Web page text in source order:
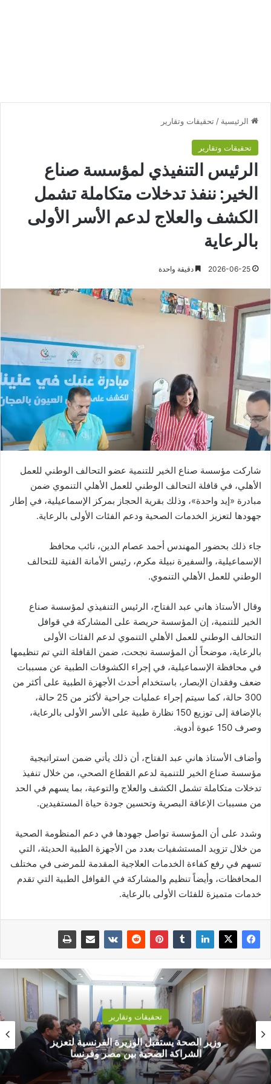
الرئيسية / تحقيقات وتقارير
تحقيقات وتقارير
الرئيس التنفيذي لمؤسسة صناع
الخير: ننفذ تدخلات متكاملة تشمل
الكشف والعلاج لدعم الأسر الأولى
بالرعاية
2026-06-25 دقيقة واحدة
شاركت مؤسسة صناع الخير للتنمية عضو التحالف الوطني للعمل
الأهلي، في قافلة التحالف الوطني للعمل الأهلي التنموي ضمن
مبادرة «إيد واحدة»، وذلك بقرية الحجاز بمركز الإسماعيلية، في إطار
جهودها لتعزيز الخدمات الصحية ودعم الفئات الأولى بالرعاية.
جاء ذلك بحضور المهندس أحمد عصام الدين، نائب محافظ
الإسماعيلية، والسفيرة نبيلة مكرم، رئيس الأمانة الفنية للتحالف
الوطني للعمل الأهلي التنموي.
وقال الأستاذ هاني عبد الفتاح، الرئيس التنفيذي لمؤسسة صناع
الخير للتنمية، إن المؤسسة حريصة على المشاركة في قوافل
التحالف الوطني للعمل الأهلي التنموي لدعم الفئات الأولى
بالرعاية، موضحاً أن المؤسسة نجحت، ضمن القافلة التي تم تنظيمها
في محافظة الإسماعيلية، في إجراء الكشوفات الطبية عن مسببات
ضعف وفقدان الإبصار، باستخدام أحدث الأجهزة الطبية على أكثر من
300 حالة، كما سيتم إجراء عمليات جراحية لأكثر من 25 حالة،
بالإضافة إلى توزيع 150 نظارة طبية على الأسر الأولى بالرعاية،
وصرف 150 عبوة أدوية.
وأضاف الأستاذ هاني عبد الفتاح، أن ذلك يأتي ضمن استراتيجية
مؤسسة صناع الخير للتنمية لدعم القطاع الصحي، من خلال تنفيذ
تدخلات متكاملة تشمل الكشف والعلاج والتوعية، بما يسهم في الحد
من مسببات الإعاقة البصرية وتحسين جودة حياة المستفيدين.
وشدد على أن المؤسسة تواصل جهودها في دعم المنظومة الصحية
من خلال تزويد المستشفيات بعدد من الأجهزة الطبية الحديثة، التي
تسهم في رفع كفاءة الخدمات العلاجية المقدمة للمرضى في مختلف
المحافظات، وأيضاً تنظيم والمشاركة في القوافل الطبية التي تقدم
خدمات متميزة للفئات الأولى بالرعاية.
تحقيقات وتقارير
وزير الصحة يستقبل الوزيرة الفرنسية لتعزيز
الشراكة الصحية بين مصر وفرنسا